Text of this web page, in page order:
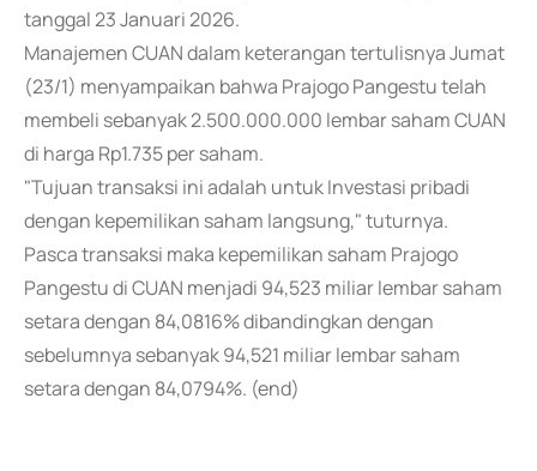
tanggal 23 Januari 2026.
Manajemen CUAN dalam keterangan tertulisnya Jumat
(23/1) menyampaikan bahwa Prajogo Pangestu telah
membeli sebanyak 2.500.000.000 lembar saham CUAN
di harga Rp1.735 per saham.
"Tujuan transaksi ini adalah untuk Investasi pribadi
dengan kepemilikan saham langsung," tuturnya.
Pasca transaksi maka kepemilikan saham Prajogo
Pangestu di CUAN menjadi 94,523 miliar lembar saham
setara dengan 84,0816% dibandingkan dengan
sebelumnya sebanyak 94,521 miliar lembar saham
setara dengan 84,0794%. (end)